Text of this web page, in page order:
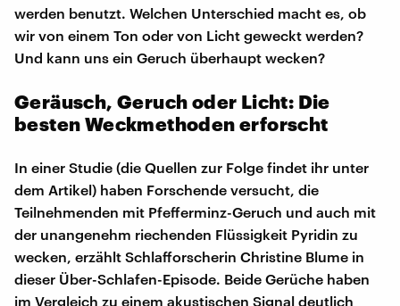
werden benutzt. Welchen Unterschied macht es, ob
wir von einem Ton oder von Licht geweckt werden?
Und kann uns ein Geruch überhaupt wecken?
Geräusch, Geruch oder Licht: Die
besten Weckmethoden erforscht
In einer Studie (die Quellen zur Folge findet ihr unter
dem Artikel) haben Forschende versucht, die
Teilnehmenden mit Pfefferminz-Geruch und auch mit
der unangenehm riechenden Flüssigkeit Pyridin zu
wecken, erzählt Schlafforscherin Christine Blume in
dieser Über-Schlafen-Episode. Beide Gerüche haben
im Vergleich zu einem akustischen Signal deutlich